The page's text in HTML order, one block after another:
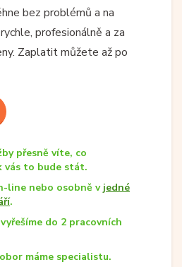
bez problémů a na
profesionálně a za
Zaplatit můžete až po
přesně víte, co
vás to bude stát.
line nebo osobně v jedné
.
do 2 pracovních
máme specialistu.